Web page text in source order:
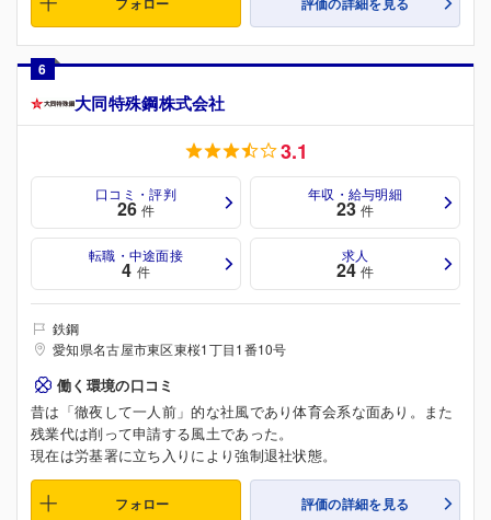
6
大同特殊鋼株式会社
3.1
口コミ・評判
26 件
年収・給与明細
23 件
転職・中途面接
4 件
求人
24 件
鉄鋼
愛知県名古屋市東区東桜1丁目1番10号
働く環境の口コミ
昔は「徹夜して一人前」的な社風であり体育会系な面あり。また
残業代は削って申請する風土であった。
現在は労基署に立ち入りにより強制退社状態。
フォロー 評価の詳細を見る